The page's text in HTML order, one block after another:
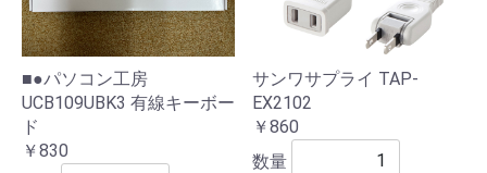
■●パソコン工房
UCB109UBK3 有線キーボー
ド
￥830
サンワサプライ TAP-
EX2102
￥860
数量